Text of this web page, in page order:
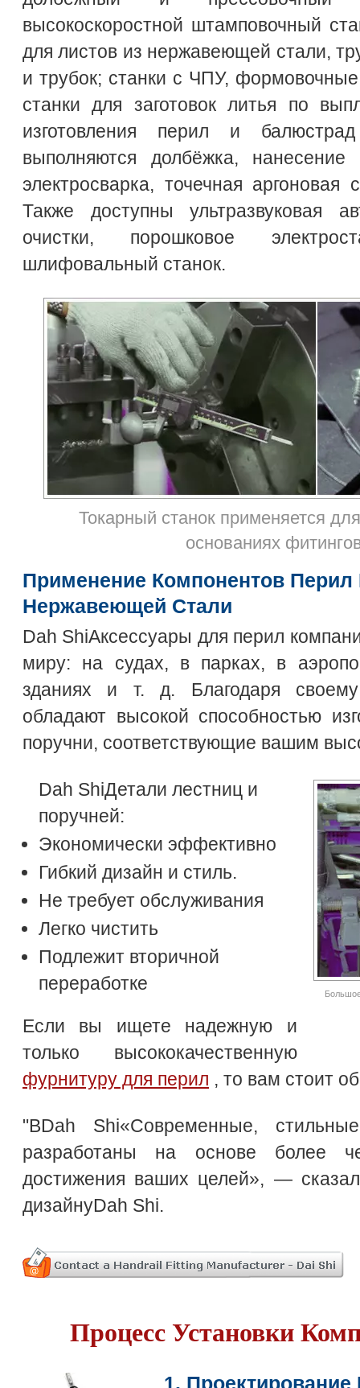
высокоскоростной штамповочный
для листов из нержавеющей стали,
и трубок; станки с ЧПУ,
станки для заготовок литья по
изготовления перил и
выполняются долбёжка,
электросварка, точечная
Также доступны ультразвуковая
очистки, порошковое
шлифовальный станок.
Токарный станок применяется
основаниях
Применение Компонентов
Нержавеющей Стали
Dah ShiАксессуары для перил
миру: на судах, в парках, в
зданиях и т. д. Благодаря
обладают высокой способностью
поручни, соответствующие вашим
Dah ShiДетали лестниц и
поручней:
Экономически эффективно
Гибкий дизайн и стиль.
Не требует обслуживания
Легко чистить
Подлежит вторичной
переработке
Если вы ищете надежную и
только высококачественную
фурнитуру для перил , то вам стоит
"ВDah Shi«Современные,
разработаны на основе более
достижения ваших целей», —
дизайнуDah Shi.
Процесс Установки
1.